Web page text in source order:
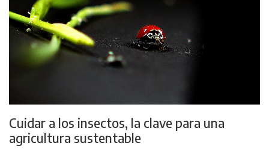
Cuidar a los insectos, la clave para una
agricultura sustentable